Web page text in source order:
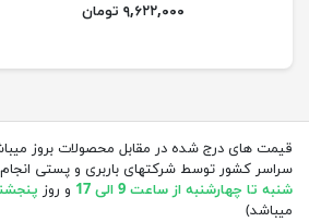
۹,۶۲۲,۰۰۰ تومان
قیمت های درج شده در مقابل محصولات بروز
سراسر کشور توسط شرکتهای باربری و پستی
شنبه تا چهارشنبه از ساعت 9 الی 17
و روز پنجشنبه
میباشد)